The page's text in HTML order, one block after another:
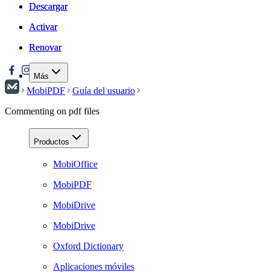
Descargar
Activar
Renovar
Más
Descargar
Activar
Renovar
MobiPDF
Guía del usuario
Commenting on pdf files
Productos
MobiOffice
MobiPDF
MobiDrive
MobiDrive
Oxford Dictionary
Aplicaciones móviles